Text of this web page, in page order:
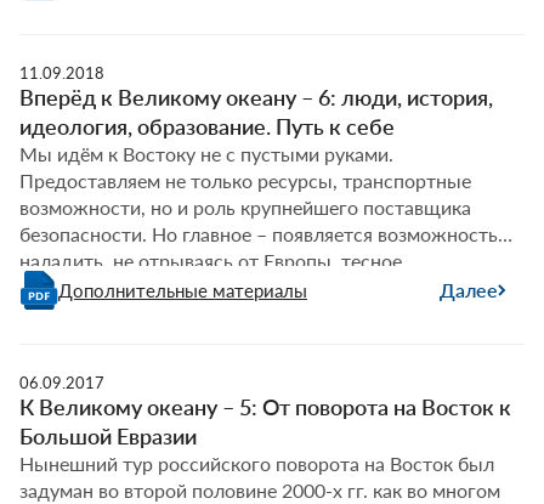
политики
России
11.09.2018
Вперёд к Великому океану – 6: люди, история,
идеология, образование. Путь к себе
Мы идём к Востоку не с пустыми руками.
Предоставляем не только ресурсы, транспортные
возможности, но и роль крупнейшего поставщика
безопасности. Но главное – появляется возможность
наладить, не отрываясь от Европы, тесное
взаимодействие с Азией, став центром предложенного
Москвой и поддержанного Пекином большого
один путь».
Дополнительные материалы Далее
06.09.2017
К Великому океану – 5: От поворота на Восток к
Большой Евразии
Нынешний тур российского поворота на Восток был
задуман во второй половине 2000-х гг. как во многом